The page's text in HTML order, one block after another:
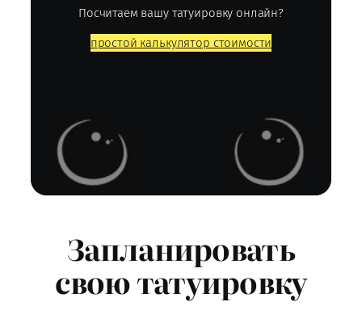
Посчитаем вашу татуировку онлайн?
простой калькулятор стоимости
Запланировать
свою татуировку